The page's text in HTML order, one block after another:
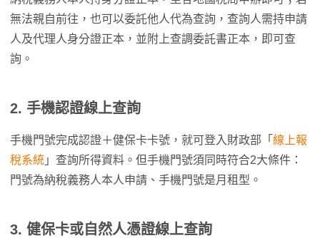
無法親自前往，也可以委託他人代為查詢，查詢人需持申請
人及代理人身分證正本，並附上查調委託書正本，即可查
詢。
2. 手機認證線上查詢
手機門號完成認證＋健保卡卡號，就可登入財政部「 線上報
稅系統 」查詢所得資料。但手機門號須同時符合2大條件：
門號為納稅義務人本人申請、手機門號是月租型。
3. 健保卡或自然人憑證線上查詢